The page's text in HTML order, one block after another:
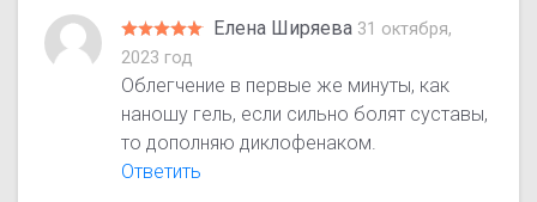
Елена Ширяева 31 октября,
2023 год
Облегчение в первые же минуты, как
наношу гель, если сильно болят суставы,
то дополняю диклофенаком.
Ответить